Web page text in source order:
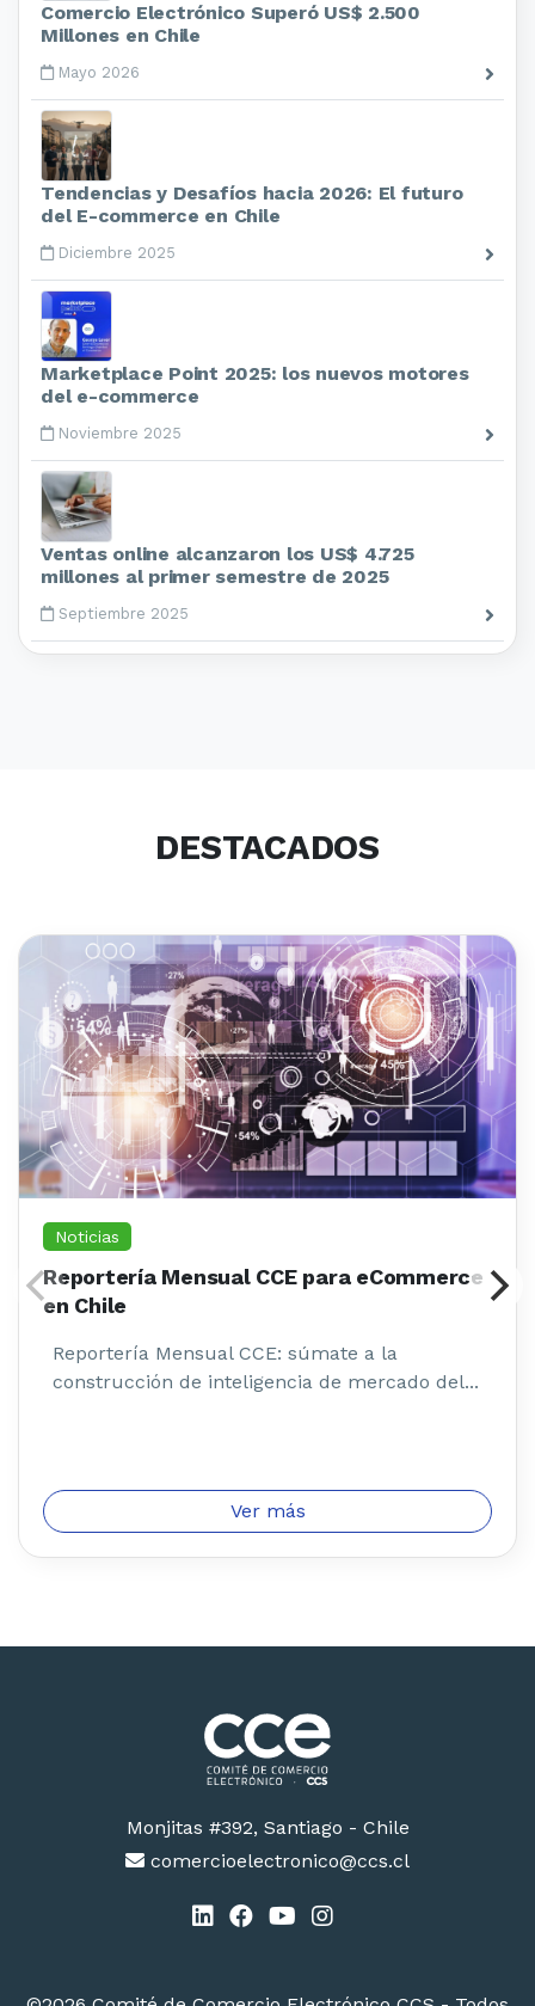
Comercio Electrónico Superó US$ 2.500
Millones en Chile
Mayo 2026
Tendencias y Desafíos hacia 2026: El futuro
del E-commerce en Chile
Diciembre 2025
Marketplace Point 2025: los nuevos motores
del e-commerce
Noviembre 2025
Ventas online alcanzaron los US$ 4.725
millones al primer semestre de 2025
Septiembre 2025
DESTACADOS
Noticias
Reportería Mensual CCE para eCommerce
en Chile
Reportería Mensual CCE: súmate a la
construcción de inteligencia de mercado del...
Ver más
Monjitas #392, Santiago - Chile
comercioelectronico@ccs.cl